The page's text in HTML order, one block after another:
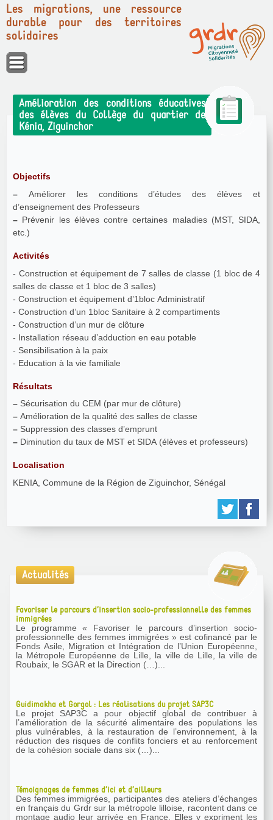
Panneau de gestion des cookies
Les migrations, une ressource
durable pour des territoires
solidaires
Amélioration des conditions éducatives
des élèves du Collège du quartier de
Kénia, Ziguinchor
Objectifs
– Améliorer les conditions d’études des élèves et
d’enseignement des Professeurs
– Prévenir les élèves contre certaines maladies (MST, SIDA,
etc.)
Activités
- Construction et équipement de 7 salles de classe (1 bloc de 4
salles de classe et 1 bloc de 3 salles)
- Construction et équipement d’1bloc Administratif
- Construction d’un 1bloc Sanitaire à 2 compartiments
- Construction d’un mur de clôture
- Installation réseau d’adduction en eau potable
- Sensibilisation à la paix
- Education à la vie familiale
Résultats
– Sécurisation du CEM (par mur de clôture)
– Amélioration de la qualité des salles de classe
– Suppression des classes d’emprunt
–
Diminution du taux de MST et SIDA (élèves et professeurs)
Localisation
KENIA, Commune de la Région de Ziguinchor, Sénégal
Actualités
Favoriser le parcours d’insertion socio-professionnelle des femmes
immigrées
Le programme « Favoriser le parcours d’insertion socio-
professionnelle des femmes immigrées » est cofinancé par le
Fonds Asile, Migration et Intégration de l’Union Européenne,
la Métropole Européenne de Lille, la ville de Lille, la ville de
Roubaix, le SGAR et la Direction (…)...
Guidimakha et Gorgol : Les réalisations du projet SAP3C
Le projet SAP3C a pour objectif global de contribuer à
l’amélioration de la sécurité alimentaire des populations les
plus vulnérables, à la restauration de l’environnement, à la
réduction des risques de conflits fonciers et au renforcement
de la cohésion sociale dans six (…)...
Témoignages de femmes d’ici et d’ailleurs
Des femmes immigrées, participantes des ateliers d’échanges
en français du Grdr sur la métropole lilloise, racontent dans ce
montage audio leur arrivée en France. Elles y expriment les